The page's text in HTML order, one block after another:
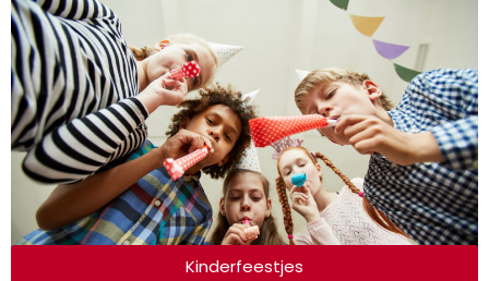
Kinderfeestjes